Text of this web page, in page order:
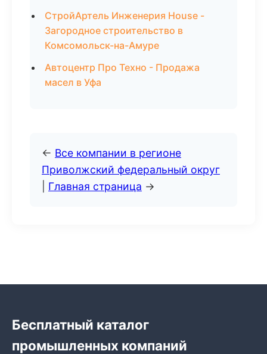
СтройАртель Инженерия House -
Загородное строительство в
Комсомольск-на-Амуре
Автоцентр Про Техно - Продажа
масел в Уфа
← Все компании в регионе
Приволжский федеральный округ
Главная страница →
Бесплатный каталог
промышленных компаний